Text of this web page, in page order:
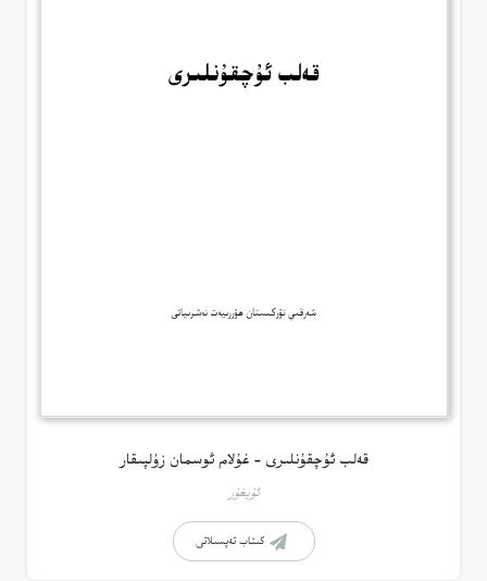
قەلب ئۇچقۇنلىرى – غۇلام ئوسمان زۇلپىقار
ئۇيغۇر
كىتاب تەپسىلاتى